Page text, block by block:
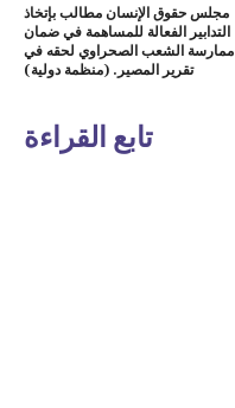
مجلس حقوق الإنسان مطالب بإتخاذ
التدابير الفعالة للمساهمة في ضمان
ممارسة الشعب الصحراوي لحقه في
تقرير المصير. (منظمة دولية)
تابع القراءة